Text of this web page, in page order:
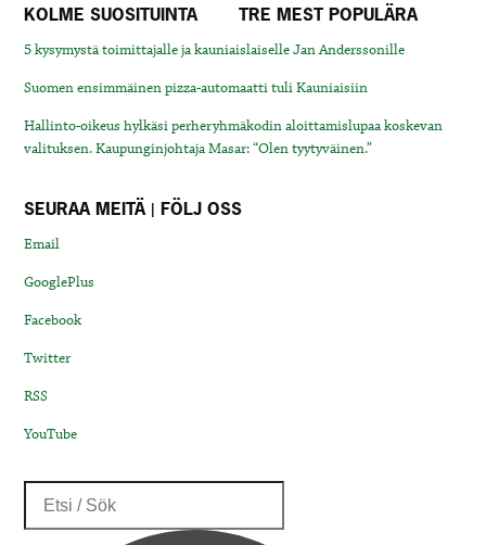
KOLME SUOSITUINTA TRE MEST POPULÄRA
5 kysymystä toimittajalle ja kauniaislaiselle Jan Anderssonille
Suomen ensimmäinen pizza-automaatti tuli Kauniaisiin
Hallinto-oikeus hylkäsi perheryhmäkodin aloittamislupaa koskevan
valituksen. Kaupunginjohtaja Masar: “Olen tyytyväinen.”
SEURAA MEITÄ | FÖLJ OSS
Email
GooglePlus
Facebook
Twitter
RSS
YouTube